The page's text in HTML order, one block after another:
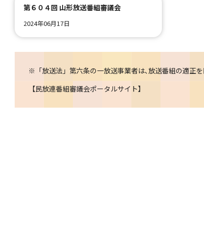
第６０４回 山形放送番組審議会
2024年06月17日
※「放送法」第六条の一放送事業者は､放送番組の適正
【民放連番組審議会ポータルサイト】